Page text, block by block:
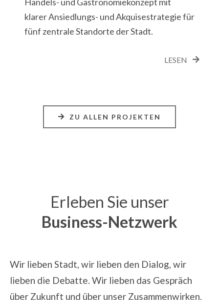
klarer Ansiedlungs- und Akquisestrategie für
fünf zentrale Standorte der Stadt.
LESEN
ZU ALLEN PROJEKTEN
Erleben Sie unser
Business-Netzwerk
Wir lieben Stadt, wir lieben den Dialog, wir
lieben die Debatte. Wir lieben das Gespräch
über Zukunft und über unser Zusammenwirken.